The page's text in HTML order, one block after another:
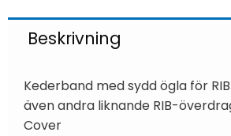
Beskrivning
Kederband med sydd ögla för
även andra liknande RIB-
Cover